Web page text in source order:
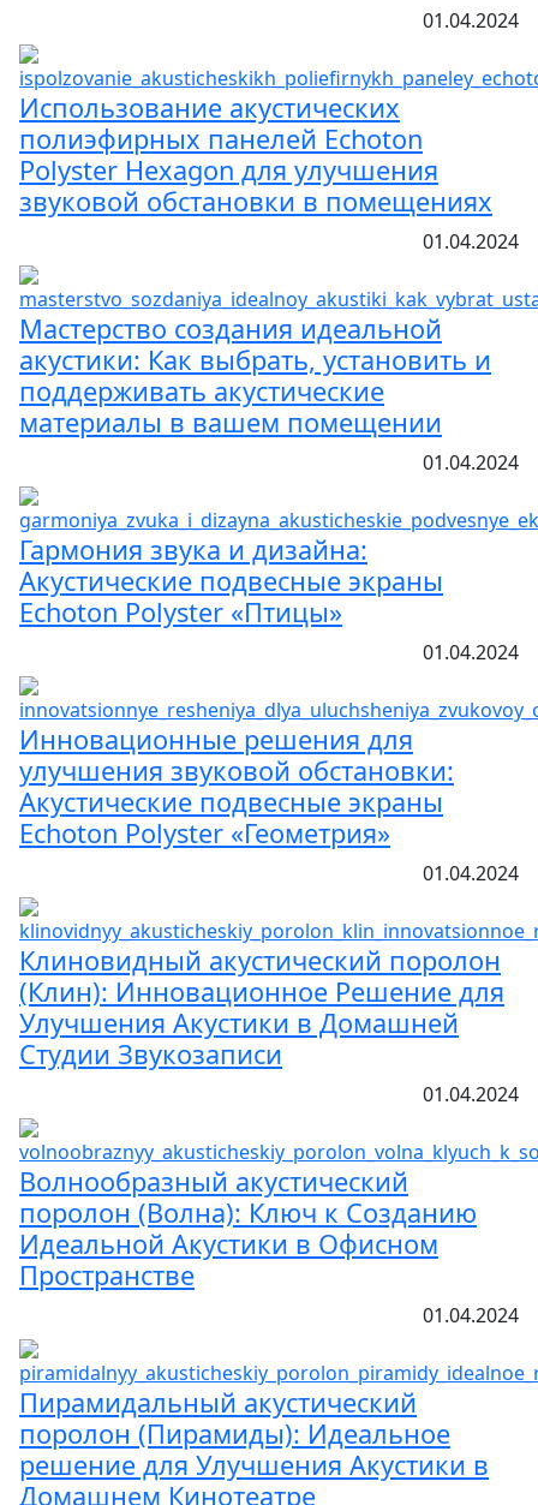
01.04.2024
Использование акустических
полиэфирных панелей Echoton
Polyster Hexagon для улучшения
звуковой обстановки в помещениях
01.04.2024
Мастерство создания идеальной
акустики: Как выбрать, установить и
поддерживать акустические
материалы в вашем помещении
01.04.2024
Гармония звука и дизайна:
Акустические подвесные экраны
Echoton Polyster «Птицы»
01.04.2024
Инновационные решения для
улучшения звуковой обстановки:
Акустические подвесные экраны
Echoton Polyster «Геометрия»
01.04.2024
Клиновидный акустический поролон
(Клин): Инновационное Решение для
Улучшения Акустики в Домашней
Студии Звукозаписи
01.04.2024
Волнообразный акустический
поролон (Волна): Ключ к Созданию
Идеальной Акустики в Офисном
Пространстве
01.04.2024
Пирамидальный акустический
поролон (Пирамиды): Идеальное
решение для Улучшения Акустики в
Домашнем Кинотеатре